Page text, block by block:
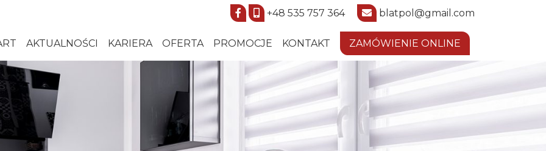
+48 535 757 364 blatpol@gmail.com
AKTUALNOŚCI KARIERA OFERTA PROMOCJE KONTAKT ZAMÓWIENIE ONLINE